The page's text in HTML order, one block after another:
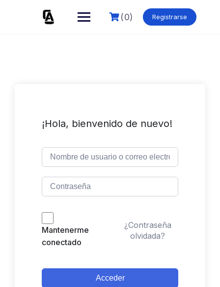
(0) Registrarse
¡Hola, bienvenido de nuevo!
Mantenerme
conectado
¿Contraseña
olvidada?
Acceder